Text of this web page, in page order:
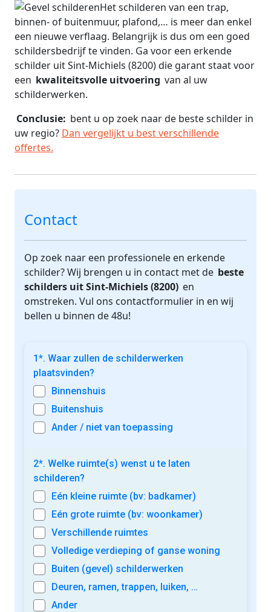
Het schilderen van een trap,
binnen- of buitenmuur, plafond,… is meer dan enkel
een nieuwe verflaag. Belangrijk is dus om een goed
schildersbedrijf te vinden. Ga voor een erkende
schilder uit Sint-Michiels (8200) die garant staat voor
een kwaliteitsvolle uitvoering van al uw
schilderwerken.
Conclusie: bent u op zoek naar de beste schilder in
uw regio? Dan vergelijkt u best verschillende
offertes.
Contact
Op zoek naar een professionele en erkende
schilder? Wij brengen u in contact met de beste
schilders uit Sint-Michiels (8200) en
omstreken. Vul ons contactformulier in en wij
bellen u binnen de 48u!
1*. Waar zullen de schilderwerken
plaatsvinden?
Binnenshuis
Buitenshuis
Ander / niet van toepassing
2*. Welke ruimte(s) wenst u te laten
schilderen?
Eén kleine ruimte (bv: badkamer)
Eén grote ruimte (bv: woonkamer)
Verschillende ruimtes
Volledige verdieping of ganse woning
Buiten (gevel) schilderwerken
Deuren, ramen, trappen, luiken, …
Ander